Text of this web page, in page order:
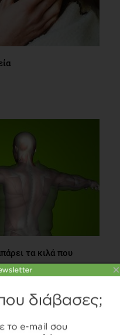
τα κιλά που
×